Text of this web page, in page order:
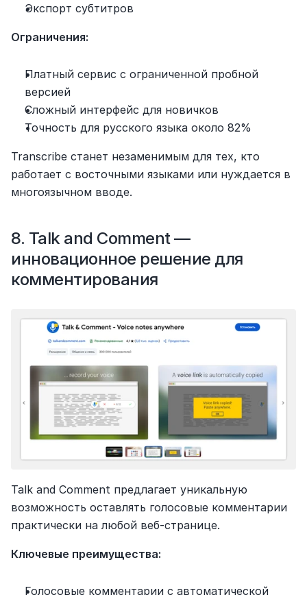
Экспорт субтитров
Ограничения:
Платный сервис с ограниченной пробной
версией
Сложный интерфейс для новичков
Точность для русского языка около 82%
Transcribe станет незаменимым для тех, кто
работает с восточными языками или нуждается в
многоязычном вводе.
8. Talk and Comment —
инновационное решение для
комментирования
Talk and Comment предлагает уникальную
возможность оставлять голосовые комментарии
практически на любой веб-странице.
Ключевые преимущества:
Голосовые комментарии с автоматической